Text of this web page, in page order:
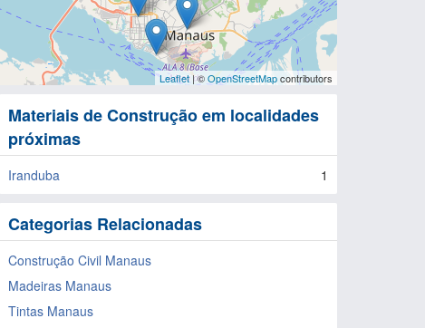
Leaflet| ©OpenStreetMapcontributors
Materiais de Construção em localidades
próximas
Iranduba 1
Categorias Relacionadas
Construção Civil Manaus
Madeiras Manaus
Tintas Manaus